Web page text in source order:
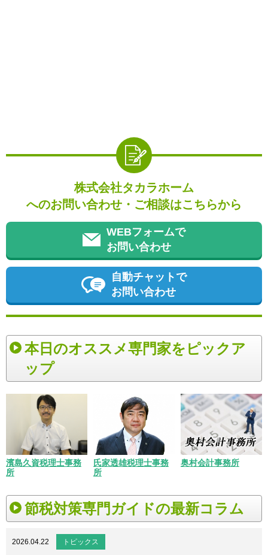
株式会社タカラホーム
へのお問い合わせ・ご相談はこちらから
WEBフォームで
お問い合わせ
自動チャットで
お問い合わせ
本日のオススメ専門家をピックア
ップ
濱島久資税理士事務
所
氏家透雄税理士事務
所
奥村会計事務所
節税対策専門ガイドの最新コラム
2026.04.22 トピックス